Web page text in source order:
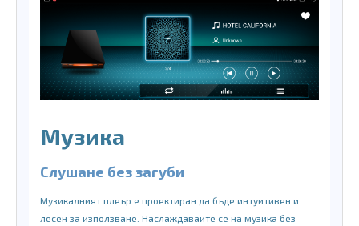
Музика
Слушане без загуби
Музикалният плеър е проектиран да бъде интуитивен и
лесен за използване. Наслаждавайте се на музика без